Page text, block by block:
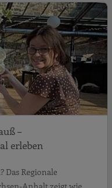
–
erleben
Das Regionale